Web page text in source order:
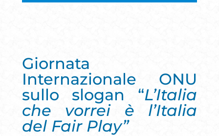
Giornata
Internazionale ONU
sullo slogan “L’Italia
che vorrei è l’Italia
del Fair Play”